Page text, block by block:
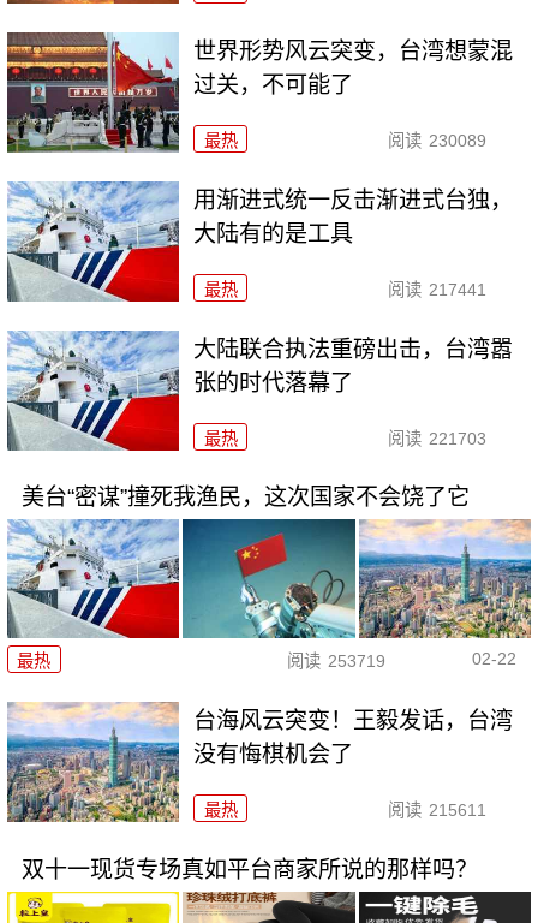
世界形势风云突变，台湾想蒙混
过关，不可能了
最热 阅读 230089
用渐进式统一反击渐进式台独，
大陆有的是工具
最热 阅读 217441
大陆联合执法重磅出击，台湾嚣
张的时代落幕了
最热 阅读 221703
美台“密谋”撞死我渔民，这次国家不会饶了它
最热 阅读 253719 02-22
台海风云突变！王毅发话，台湾
没有悔棋机会了
最热 阅读 215611
双十一现货专场真如平台商家所说的那样吗？